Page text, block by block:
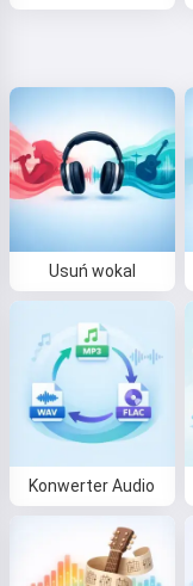
Usuń wokal
Konwerter Audio